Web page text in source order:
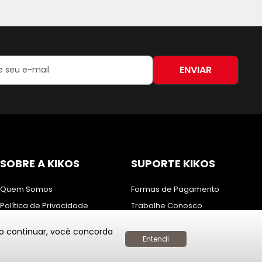
continuar, você concorda
Entendi
ENVIAR
SOBRE A KIKOS
Quem Somos
Política de Privacidade
Nossas Lojas
SUPORTE KIKOS
Formas de Pagamento
Trabalhe Conosco
Assistência Técnica